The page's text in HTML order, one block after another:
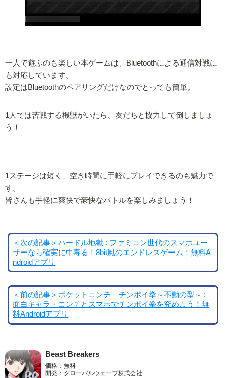
一人で遊ぶのも楽しい本ゲームは、Bluetoothによる通信対戦に
も対応しています。
設定はBluetoothのペアリングだけなのでとっても簡単。
1人では苦戦する機獣がいたら、友だちと協力して倒しましょ
う！
1ステージは短く、空き時間に手軽にプレイできるのも魅力で
す。
皆さんも手軽に爽快で豪快なバトルを楽しみましょう！
＜次の記事＞ハードル地獄 : ファミコン世代のスマホユー
ザーなら確実に中毒る！8bit風のエンドレスゲーム！無料A
ndroidアプリ
＜前の記事＞ポケットコンチ チンポイ拳～不動の型～ :
面白キャラ・コンチとスマホでチンポイ拳を究めよう！無
料Androidアプリ
Beast Breakers
価格：無料
開発：グローバルウェーブ株式会社